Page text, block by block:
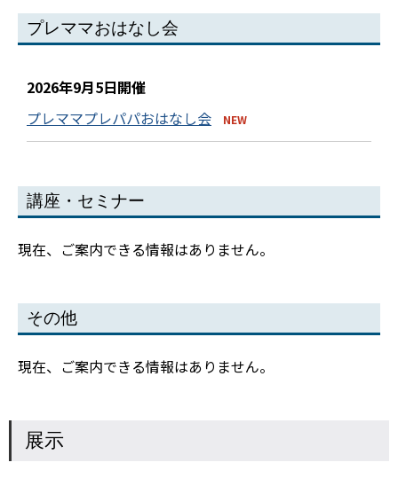
プレママおはなし会
2026年9月5日開催
プレママプレパパおはなし会
NEW
講座・セミナー
現在、ご案内できる情報はありません。
その他
現在、ご案内できる情報はありません。
展示